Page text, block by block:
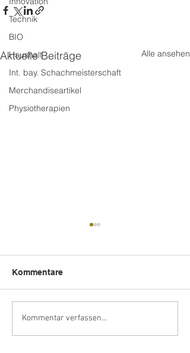
Technik
BIO
Haushalt
Int. bay. Schachmeisterschaft
Merchandiseartikel
Physiotherapien
Aktuelle Beiträge Alle ansehen
Kommentare
Kommentar verfassen...